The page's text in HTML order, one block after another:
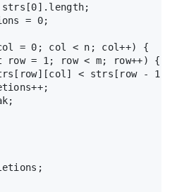
strs[0]. length;
= 0;
= 0 ; col < n; col++) {
row = 1 ; row < m; row++) {
< strs[row - 1
;